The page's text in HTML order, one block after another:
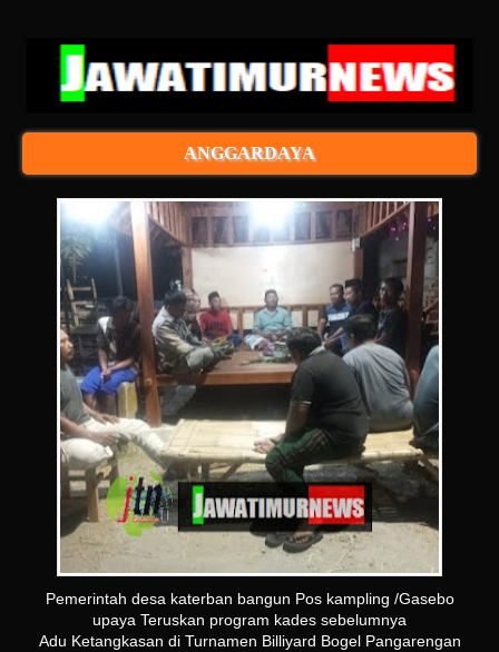
ANGGARDAYA
Pemerintah desa katerban bangun Pos kampling /Gasebo
upaya Teruskan program kades sebelumnya
Adu Ketangkasan di Turnamen Billiyard Bogel Pangarengan